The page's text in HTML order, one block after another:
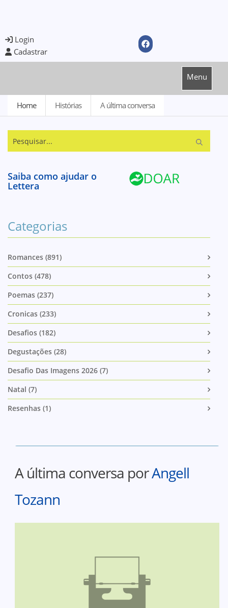
Login
Cadastrar
Menu
Home Histórias A última conversa
Saiba como ajudar o
Lettera
Categorias
Romances (891)
Contos (478)
Poemas (237)
Cronicas (233)
Desafios (182)
Degustações (28)
Desafio Das Imagens 2026 (7)
Natal (7)
Resenhas (1)
A última conversa porAngell
Tozann